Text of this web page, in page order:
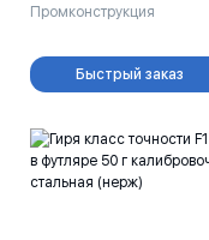
Промконструкция
Быстрый заказ